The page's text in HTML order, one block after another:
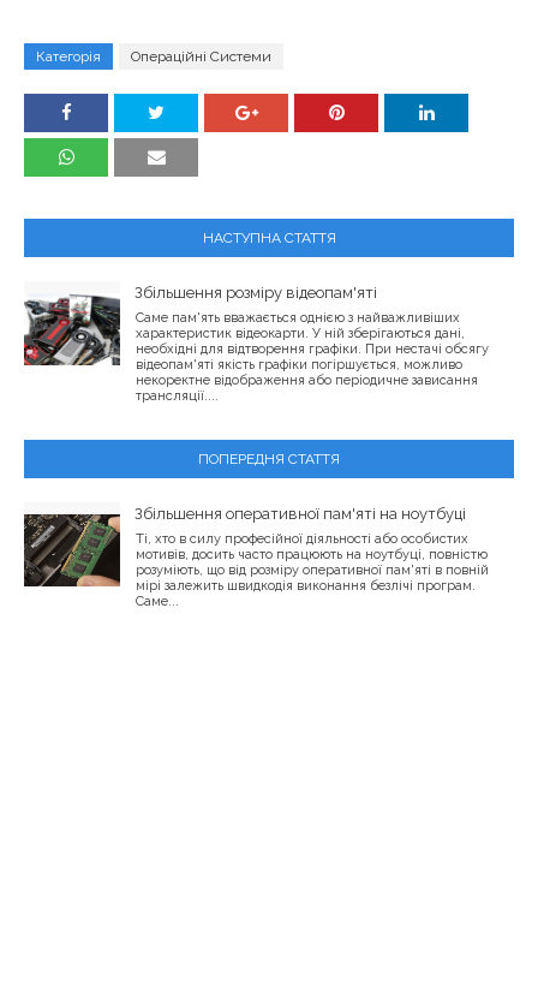
Категорія Операційні Системи
НАСТУПНА СТАТТЯ
Збільшення розміру відеопам'яті
Саме пам'ять вважається однією з найважливіших
характеристик відеокарти. У ній зберігаються дані,
необхідні для відтворення графіки. При нестачі обсягу
відеопам'яті якість графіки погіршується, можливо
некоректне відображення або періодичне зависання
трансляції....
ПОПЕРЕДНЯ СТАТТЯ
Збільшення оперативної пам'яті на ноутбуці
Ті, хто в силу професійної діяльності або особистих
мотивів, досить часто працюють на ноутбуці, повністю
розуміють, що від розміру оперативної пам'яті в повній
мірі залежить швидкодія виконання безлічі програм.
Саме...